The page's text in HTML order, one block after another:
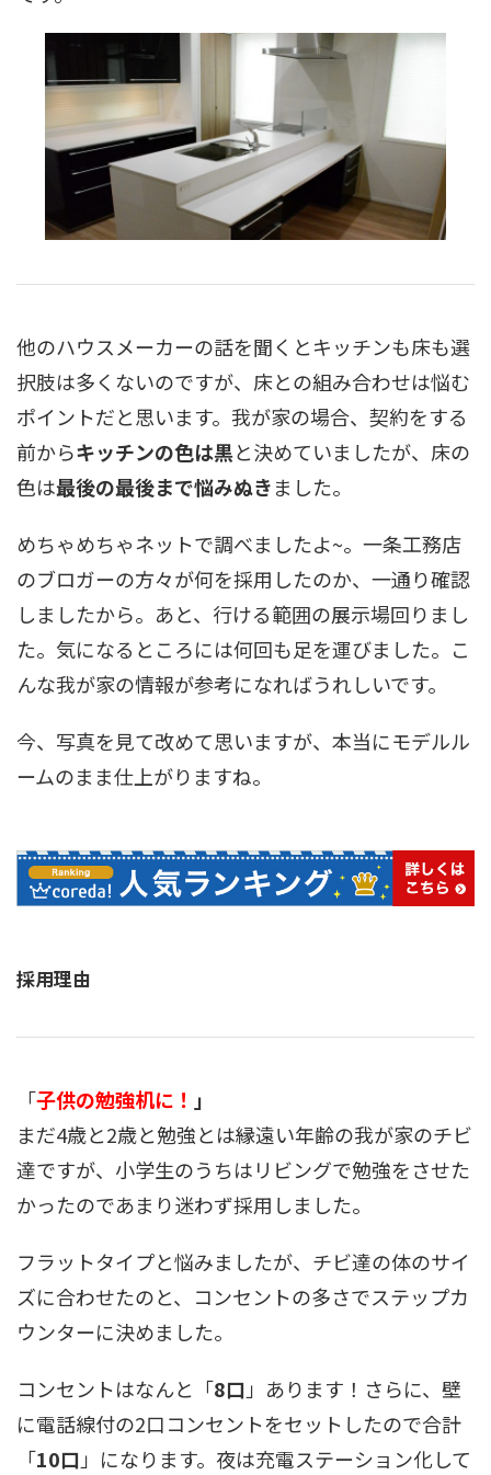
他のハウスメーカーの話を聞くとキッチンも床も選
択肢は多くないのですが、床との組み合わせは悩む
ポイントだと思います。我が家の場合、契約をする
前からキッチンの色は黒と決めていましたが、床の
色は最後の最後まで悩みぬきました。
めちゃめちゃネットで調べましたよ~。一条工務店
のブロガーの方々が何を採用したのか、一通り確認
しましたから。あと、行ける範囲の展示場回りまし
た。気になるところには何回も足を運びました。こ
んな我が家の情報が参考になればうれしいです。
今、写真を見て改めて思いますが、本当にモデルル
ームのまま仕上がりますね。
採用理由
「子供の勉強机に！ 」
まだ4歳と2歳と勉強とは縁遠い年齢の我が家のチビ
達ですが、小学生のうちはリビングで勉強をさせた
かったのであまり迷わず採用しました。
フラットタイプと悩みましたが、チビ達の体のサイ
ズに合わせたのと、コンセントの多さでステップカ
ウンターに決めました。
コンセントはなんと「8口」あります！さらに、壁
に電話線付の2口コンセントをセットしたので合計
「10口」になります。夜は充電ステーション化して